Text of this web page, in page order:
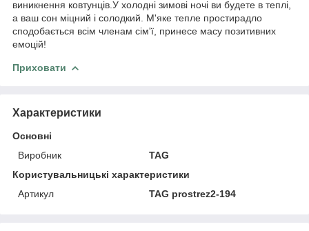
виникнення ковтунців.У холодні зимові ночі ви будете в теплі,
а ваш сон міцний і солодкий. М'яке тепле простирадло
сподобається всім членам сім'ї, принесе масу позитивних
емоцій!
Приховати
Характеристики
Основні
Виробник
TAG
Користувальницькі характеристики
Артикул
TAG prostrez2-194